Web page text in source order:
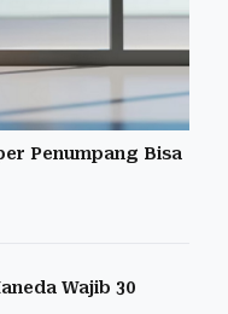
Penumpang Bisa
Wajib 30